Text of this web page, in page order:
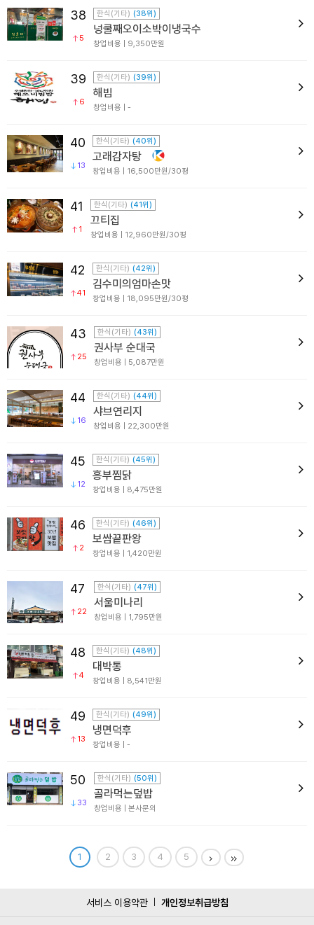
38
5
한식(기타) (38위)
넝쿨째오이소박이냉국수
창업비용 | 9,350만원
39
6
한식(기타) (39위)
해빔
창업비용 | -
40
13
한식(기타) (40위)
고래감자탕
창업비용 | 16,500만원/30평
41
1
한식(기타) (41위)
끄티집
창업비용 | 12,960만원/30평
42
41
한식(기타) (42위)
김수미의엄마손맛
창업비용 | 18,095만원/30평
43
25
한식(기타) (43위)
권사부 순대국
창업비용 | 5,087만원
44
16
한식(기타) (44위)
샤브연리지
창업비용 | 22,300만원
45
12
한식(기타) (45위)
흥부찜닭
창업비용 | 8,475만원
46
2
한식(기타) (46위)
보쌈끝판왕
창업비용 | 1,420만원
47
22
한식(기타) (47위)
서울미나리
창업비용 | 1,795만원
48
4
한식(기타) (48위)
대박통
창업비용 | 8,541만원
49
13
한식(기타) (49위)
냉면덕후
창업비용 | -
50
33
한식(기타) (50위)
골라먹는덮밥
창업비용 | 본사문의
1 2 3 4 5
서비스 이용약관 개인정보취급방침